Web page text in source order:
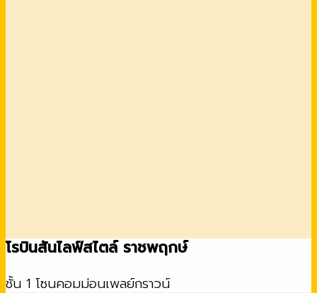
โรบินสันไลฟ์สไตล์ ราชพฤกษ์
ชั้น 1 โซนคอมม่อนเพลย์กราวน์